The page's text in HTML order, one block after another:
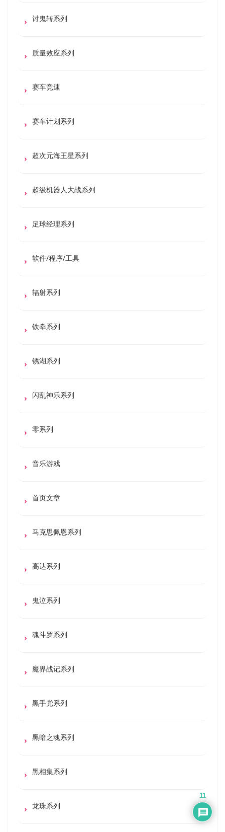
讨鬼转系列
质量效应系列
赛车竞速
赛车计划系列
超次元海王星系列
超级机器人大战系列
足球经理系列
软件/程序/工具
辐射系列
铁拳系列
锈湖系列
闪乱神乐系列
零系列
音乐游戏
首页文章
马克思佩恩系列
高达系列
鬼泣系列
魂斗罗系列
魔界战记系列
黑手党系列
黑暗之魂系列
黑相集系列
龙珠系列
11